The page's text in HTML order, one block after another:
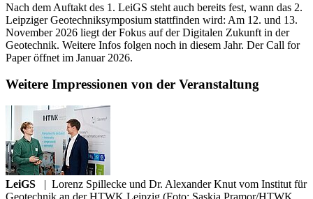
Nach dem Auftakt des 1. LeiGS steht auch bereits fest, wann das 2.
Leipziger Geotechniksymposium stattfinden wird: Am 12. und 13.
November 2026 liegt der Fokus auf der Digitalen Zukunft in der
Geotechnik. Weitere Infos folgen noch in diesem Jahr. Der Call for
Paper öffnet im Januar 2026.
Weitere Impressionen von der Veranstaltung
LeiGS | Lorenz Spillecke und Dr. Alexander Knut vom Institut für
Geotechnik an der HTWK Leipzig (Foto: Saskia Pramor/HTWK